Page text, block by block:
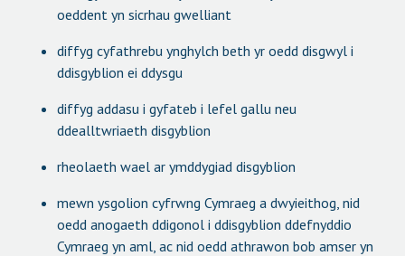
oeddent yn sicrhau gwelliant
diffyg cyfathrebu ynghylch beth yr oedd disgwyl i
ddisgyblion ei ddysgu
diffyg addasu i gyfateb i lefel gallu neu
ddealltwriaeth disgyblion
rheolaeth wael ar ymddygiad disgyblion
mewn ysgolion cyfrwng Cymraeg a dwyieithog, nid
oedd anogaeth ddigonol i ddisgyblion ddefnyddio
Cymraeg yn aml, ac nid oedd athrawon bob amser yn